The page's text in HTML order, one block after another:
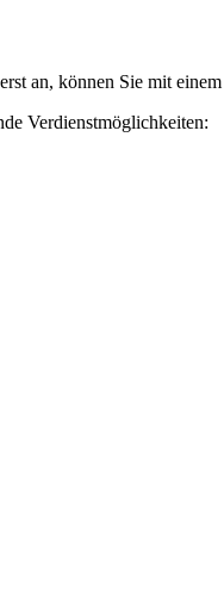
an, können Sie mit
Verdienstmöglichkeiten: